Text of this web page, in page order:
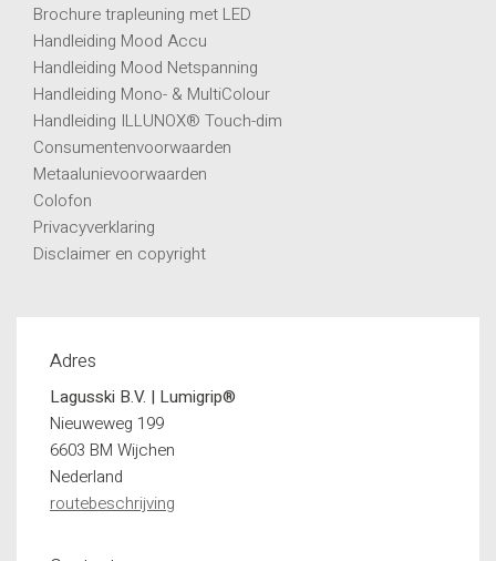
Brochure trapleuning met LED
Handleiding Mood Accu
Handleiding Mood Netspanning
Handleiding Mono- & MultiColour
Handleiding ILLUNOX® Touch-dim
Consumentenvoorwaarden
Metaalunievoorwaarden
Colofon
Privacyverklaring
Disclaimer en copyright
Adres
Lagusski B.V. | Lumigrip®
Nieuweweg 199
6603 BM Wijchen
Nederland
routebeschrijving